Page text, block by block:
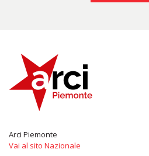
Arci Piemonte
Vai al sito Nazionale